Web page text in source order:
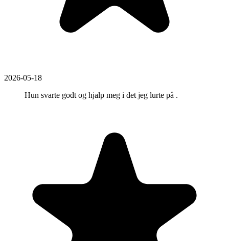
2026-05-18
Hun svarte godt og hjalp meg i det jeg lurte på .